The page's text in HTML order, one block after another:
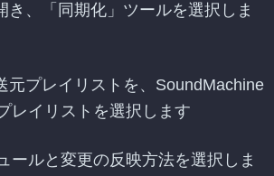
き、「同期化」ツールを選択しま
元プレイリストを、SoundMachine
レイリストを選択します
ールと変更の反映方法を選択しま